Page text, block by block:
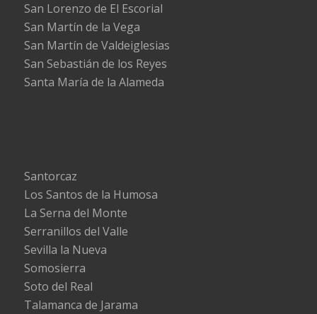
San Lorenzo de El Escorial
San Martín de la Vega
San Martín de Valdeiglesias
San Sebastián de los Reyes
Santa María de la Alameda
Santorcaz
Los Santos de la Humosa
La Serna del Monte
Serranillos del Valle
Sevilla la Nueva
Somosierra
Soto del Real
Talamanca de Jarama